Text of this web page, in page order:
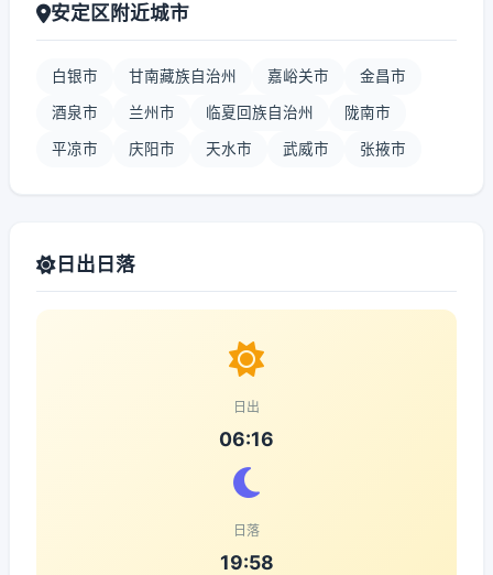
安定区附近城市
白银市 甘南藏族自治州 嘉峪关市 金昌市
酒泉市 兰州市 临夏回族自治州 陇南市
平凉市 庆阳市 天水市 武威市 张掖市
日出日落
日出
06:16
日落
19:58